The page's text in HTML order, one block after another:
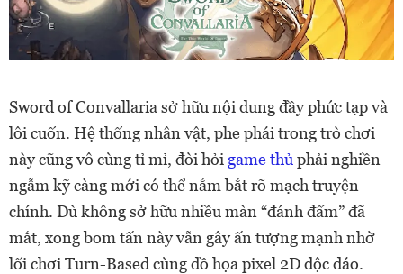
Sword of Convallaria sở hữu nội dung đầy phức tạp và
lôi cuốn. Hệ thống nhân vật, phe phái trong trò chơi
này cũng vô cùng tỉ mỉ, đòi hỏi game thủ phải nghiền
ngẫm kỹ càng mới có thể nắm bắt rõ mạch truyện
chính. Dù không sở hữu nhiều màn “đánh đấm” đã
mắt, xong bom tấn này vẫn gây ấn tượng mạnh nhờ
lối chơi Turn-Based cùng đồ họa pixel 2D độc đáo.